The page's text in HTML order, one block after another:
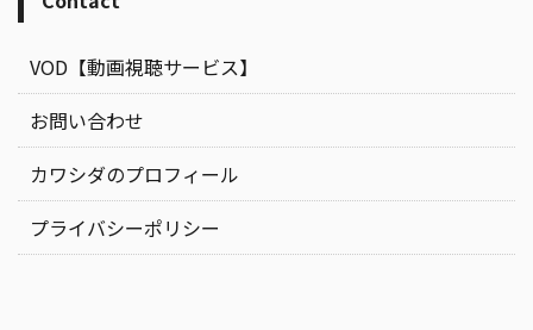
VOD【動画視聴サービス】
お問い合わせ
カワシダのプロフィール
プライバシーポリシー